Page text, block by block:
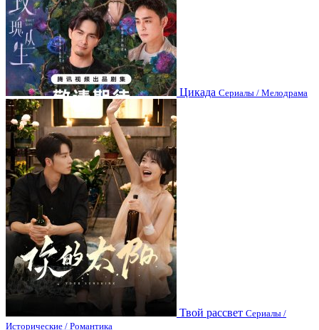
Цикада Сериалы / Мелодрама
Твой рассвет Сериалы /
Исторические / Романтика